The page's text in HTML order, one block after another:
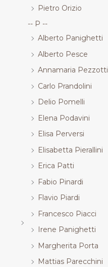
Pietro Orizio
-- P --
Alberto Panighetti
Alberto Pesce
Annamaria Pezzotti
Carlo Prandolini
Delio Pomelli
Elena Podavini
Elisa Perversi
Elisabetta Pierallini
Erica Patti
Fabio Pinardi
Flavio Piardi
Francesco Piacci
Irene Panighetti
Margherita Porta
Mattias Parecchini